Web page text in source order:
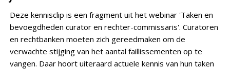
Deze kennisclip is een fragment uit het webinar 'Taken en
bevoegdheden curator en rechter-commissaris'. Curatoren
en rechtbanken moeten zich gereedmaken om de
verwachte stijging van het aantal faillissementen op te
vangen. Daar hoort uiteraard actuele kennis van hun taken